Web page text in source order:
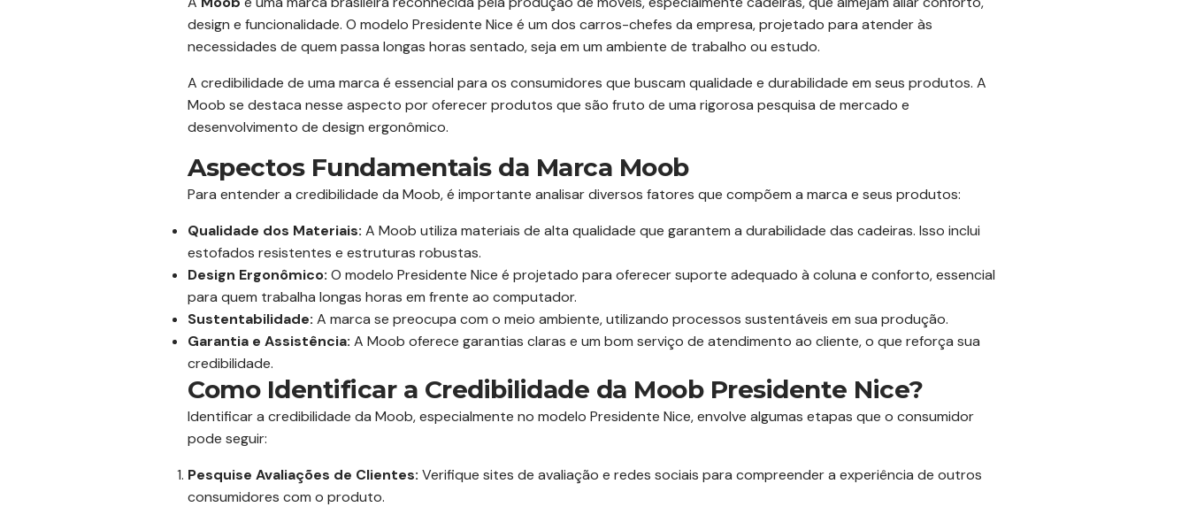
design e funcionalidade. O modelo Presidente Nice é um dos carros-chefes da empresa, projetado para atender às
necessidades de quem passa longas horas sentado, seja em um ambiente de trabalho ou estudo.
A credibilidade de uma marca é essencial para os consumidores que buscam qualidade e durabilidade em seus produtos. A
Moob se destaca nesse aspecto por oferecer produtos que são fruto de uma rigorosa pesquisa de mercado e
desenvolvimento de design ergonômico.
Aspectos Fundamentais da Marca Moob
Para entender a credibilidade da Moob, é importante analisar diversos fatores que compõem a marca e seus produtos:
Qualidade dos Materiais: A Moob utiliza materiais de alta qualidade que garantem a durabilidade das cadeiras. Isso inclui
estofados resistentes e estruturas robustas.
Design Ergonômico: O modelo Presidente Nice é projetado para oferecer suporte adequado à coluna e conforto, essencial
para quem trabalha longas horas em frente ao computador.
Sustentabilidade: A marca se preocupa com o meio ambiente, utilizando processos sustentáveis em sua produção.
Garantia e Assistência: A Moob oferece garantias claras e um bom serviço de atendimento ao cliente, o que reforça sua
credibilidade.
Como Identificar a Credibilidade da Moob Presidente Nice?
Identificar a credibilidade da Moob, especialmente no modelo Presidente Nice, envolve algumas etapas que o consumidor
pode seguir:
Pesquise Avaliações de Clientes: Verifique sites de avaliação e redes sociais para compreender a experiência de outros
consumidores com o produto.